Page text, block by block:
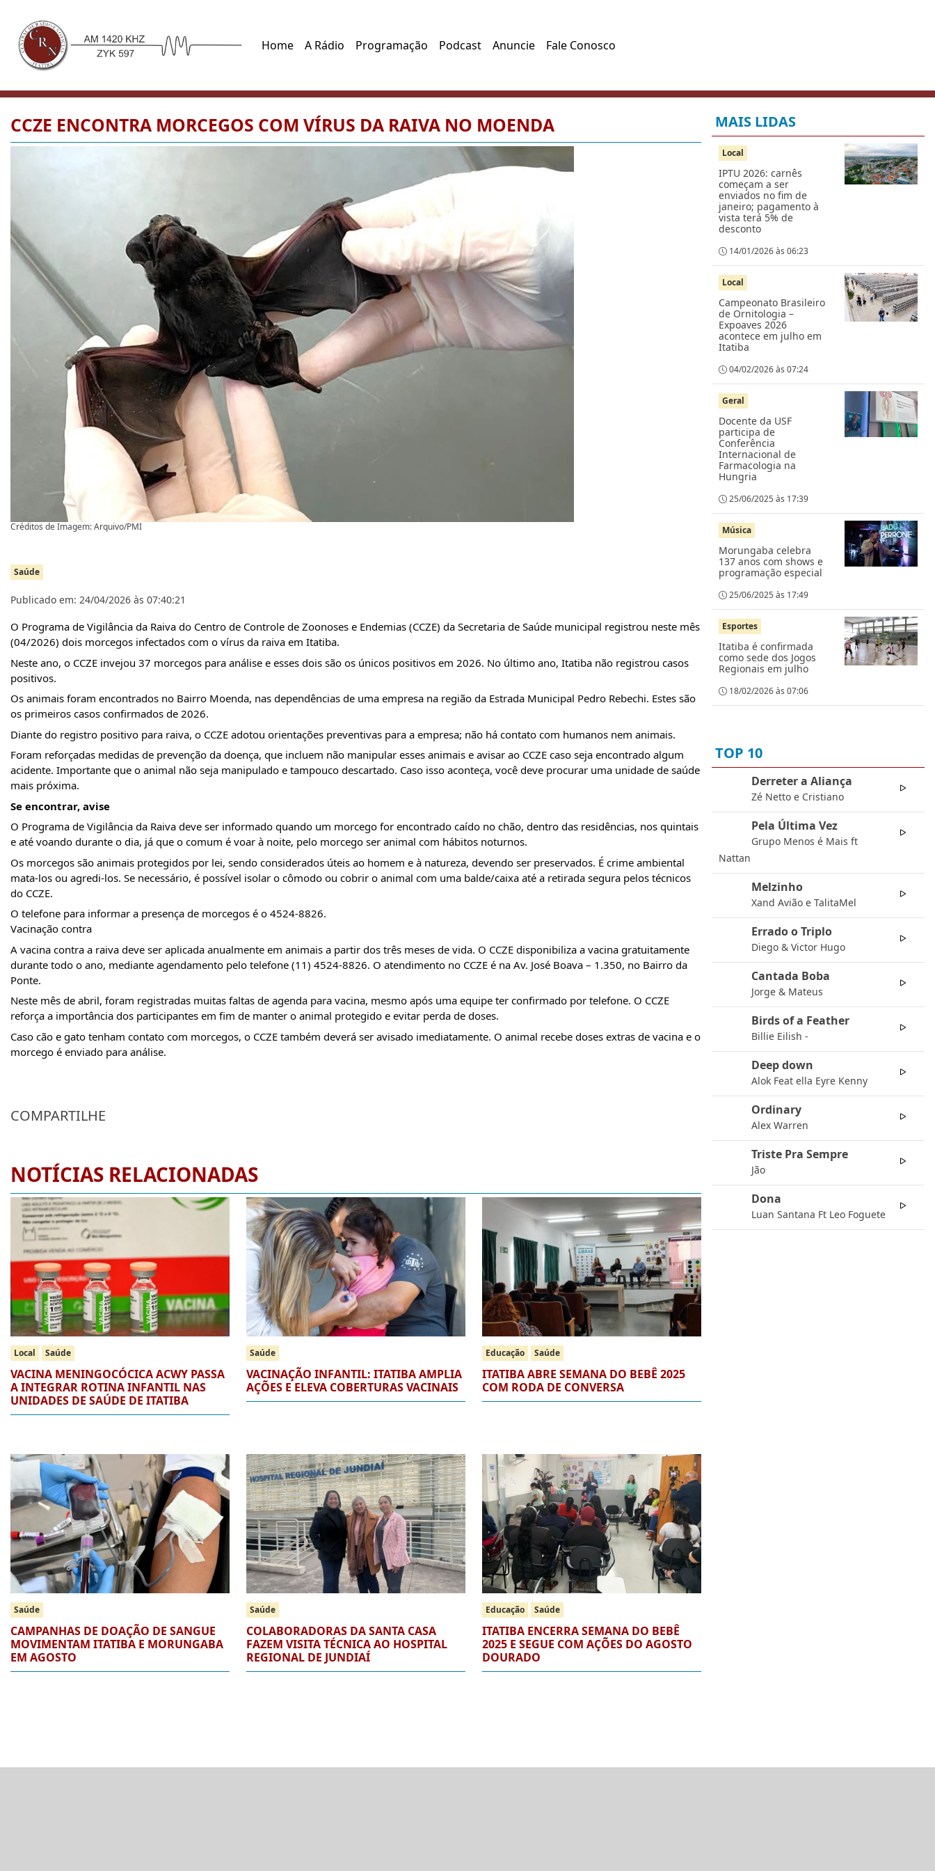
Home A Rádio Programação Podcast Anuncie Fale Conosco
CCZE ENCONTRA MORCEGOS COM VÍRUS DA RAIVA NO MOENDA
Créditos de Imagem: Arquivo/PMI
Saúde
Publicado em: 24/04/2026 às 07:40:21
O Programa de Vigilância da Raiva do Centro de Controle de Zoonoses e Endemias (CCZE) da Secretaria de Saúde municipal registrou neste mês
(04/2026) dois morcegos infectados com o vírus da raiva em Itatiba.
Neste ano, o CCZE invejou 37 morcegos para análise e esses dois são os únicos positivos em 2026. No último ano, Itatiba não registrou casos
positivos.
Os animais foram encontrados no Bairro Moenda, nas dependências de uma empresa na região da Estrada Municipal Pedro Rebechi. Estes são
os primeiros casos confirmados de 2026.
Diante do registro positivo para raiva, o CCZE adotou orientações preventivas para a empresa; não há contato com humanos nem animais.
Foram reforçadas medidas de prevenção da doença, que incluem não manipular esses animais e avisar ao CCZE caso seja encontrado algum
acidente. Importante que o animal não seja manipulado e tampouco descartado. Caso isso aconteça, você deve procurar uma unidade de saúde
mais próxima.
Se encontrar, avise
O Programa de Vigilância da Raiva deve ser informado quando um morcego for encontrado caído no chão, dentro das residências, nos quintais
e até voando durante o dia, já que o comum é voar à noite, pelo morcego ser animal com hábitos noturnos.
Os morcegos são animais protegidos por lei, sendo considerados úteis ao homem e à natureza, devendo ser preservados. É crime ambiental
mata-los ou agredi-los. Se necessário, é possível isolar o cômodo ou cobrir o animal com uma balde/caixa até a retirada segura pelos técnicos
do CCZE.
O telefone para informar a presença de morcegos é o 4524-8826.
Vacinação contra
A vacina contra a raiva deve ser aplicada anualmente em animais a partir dos três meses de vida. O CCZE disponibiliza a vacina gratuitamente
durante todo o ano, mediante agendamento pelo telefone (11) 4524-8826. O atendimento no CCZE é na Av. José Boava – 1.350, no Bairro da
Ponte.
Neste mês de abril, foram registradas muitas faltas de agenda para vacina, mesmo após uma equipe ter confirmado por telefone. O CCZE
reforça a importância dos participantes em fim de manter o animal protegido e evitar perda de doses.
Caso cão e gato tenham contato com morcegos, o CCZE também deverá ser avisado imediatamente. O animal recebe doses extras de vacina e o
morcego é enviado para análise.
COMPARTILHE
NOTÍCIAS RELACIONADAS
Local Saúde
VACINA MENINGOCÓCICA ACWY PASSA
A INTEGRAR ROTINA INFANTIL NAS
UNIDADES DE SAÚDE DE ITATIBA
Saúde
VACINAÇÃO INFANTIL: ITATIBA AMPLIA
AÇÕES E ELEVA COBERTURAS VACINAIS
Educação Saúde
ITATIBA ABRE SEMANA DO BEBÊ 2025
COM RODA DE CONVERSA
Saúde
CAMPANHAS DE DOAÇÃO DE SANGUE
MOVIMENTAM ITATIBA E MORUNGABA
EM AGOSTO
Saúde
COLABORADORAS DA SANTA CASA
FAZEM VISITA TÉCNICA AO HOSPITAL
REGIONAL DE JUNDIAÍ
Educação Saúde
ITATIBA ENCERRA SEMANA DO BEBÊ
2025 E SEGUE COM AÇÕES DO AGOSTO
DOURADO
MAIS LIDAS
Local
IPTU 2026: carnês
começam a ser
enviados no fim de
janeiro; pagamento à
vista terá 5% de
desconto
14/01/2026 às 06:23
Local
Campeonato Brasileiro
de Ornitologia –
Expoaves 2026
acontece em julho em
Itatiba
04/02/2026 às 07:24
Geral
Docente da USF
participa de
Conferência
Internacional de
Farmacologia na
Hungria
25/06/2025 às 17:39
Música
Morungaba celebra
137 anos com shows e
programação especial
25/06/2025 às 17:49
Esportes
Itatiba é confirmada
como sede dos Jogos
Regionais em julho
18/02/2026 às 07:06
TOP 10
Derreter a Aliança
Zé Netto e Cristiano
Pela Última Vez
Grupo Menos é Mais ft
Nattan
Melzinho
Xand Avião e TalitaMel
Errado o Triplo
Diego & Victor Hugo
Cantada Boba
Jorge & Mateus
Birds of a Feather
Billie Eilish -
Deep down
Alok Feat ella Eyre Kenny
Ordinary
Alex Warren
Triste Pra Sempre
Jão
Dona
Luan Santana Ft Leo Foguete